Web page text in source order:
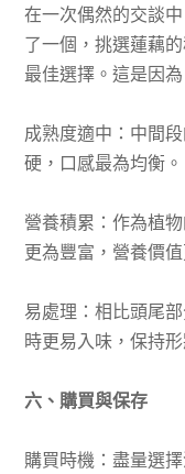
在一次偶然的交談
了一個，挑選蓮藕
最佳選擇。這是因為
成熟度適中：中間
硬，口感最為均衡。
營養積累：作為植
更為豐富，營養價值
易處理：相比頭尾
時更易入味，保持形
六、購買與保存
購買時機：盡量選